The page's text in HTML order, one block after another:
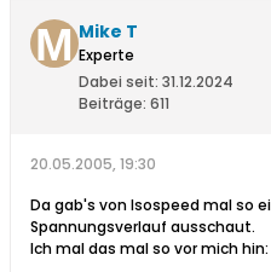
Mike T
Experte
Dabei seit: 31.12.2024
Beiträge: 611
20.05.2005, 19:30
Da gab's von Isospeed mal so
Spannungsverlauf ausschaut.
Ich mal das mal so vor mich hin: